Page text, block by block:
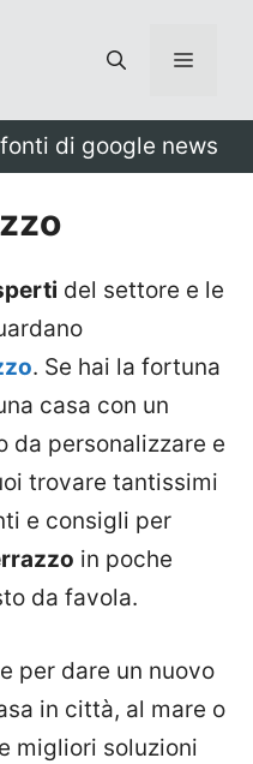
Menu
di google news
del settore e le
. Se hai la fortuna
casa con un
da personalizzare e
trovare tantissimi
e consigli per
in poche
da favola.
per dare un nuovo
in città, al mare o
migliori soluzioni